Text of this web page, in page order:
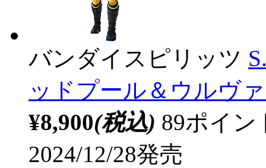
バンダイスピリッツ
ッドプール＆ウルヴ
¥8,900(税込) 89ポイ
2024/12/28発売